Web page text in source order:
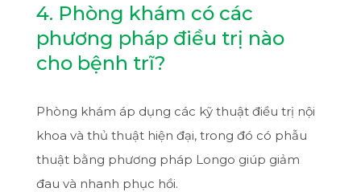
4. Phòng khám có các
phương pháp điều trị nào
cho bệnh trĩ?
Phòng khám áp dụng các kỹ thuật điều trị nội
khoa và thủ thuật hiện đại, trong đó có phẫu
thuật bằng phương pháp Longo giúp giảm
đau và nhanh phục hồi.